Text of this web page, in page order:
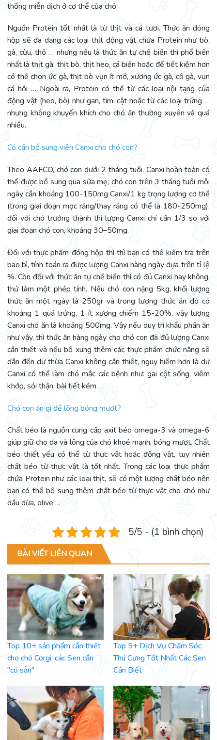
thống miễn dịch ở cơ thể của chó.
Nguồn Protein tốt nhất là từ thịt và cá tươi. Thức ăn đóng
hộp sẽ đa dạng các loại thịt động vật chứa Protein như bò,
gà, cừu, thỏ … nhưng nếu là thức ăn tự chế biến thì phổ biến
nhất là thịt gà, thịt bò, thịt heo, cá biển hoặc để tiết kiệm hơn
có thể chọn ức gà, thịt bò vụn ít mỡ, xương ức gà, cổ gà, vụn
cá hồi … Ngoài ra, Protein có thể từ các loại nội tạng của
động vật (heo, bò) như gan, tim, cật hoặc từ các loại trứng …
nhưng không khuyến khích cho chó ăn thường xuyên và quá
nhiều.
Có cần bổ sung viên Canxi cho chó con?
Theo AAFCO, chó con dưới 2 tháng tuổi, Canxi hoàn toàn có
thể được bổ sung qua sữa mẹ; chó con trên 3 tháng tuổi mỗi
ngày cần khoảng 100-150mg Canxi/1 kg trọng lượng cơ thể
(trong giai đoạn mọc răng/thay răng có thể là 180-250mg);
đối với chó trưởng thành thì lượng Canxi chỉ cần 1/3 so với
giai đoạn chó con, khoảng 30–50mg.
Đối với thực phẩm đóng hộp thì thì bạn có thể kiểm tra trên
bao bì, tính toán ra được lượng Canxi hàng ngày dựa trên tỉ lệ
%. Còn đối với thức ăn tự chế biến thì có đủ Canxi hay không,
thử làm một phép tính. Nếu chó con nặng 5kg, khối lượng
thức ăn một ngày là 250gr và trong lượng thức ăn đó có
khoảng 1 quả trứng, 1 ít xương chiếm 15-20%, vậy lượng
Canxi chó ăn là khoảng 500mg. Vậy nếu duy trì khẩu phần ăn
như vậy, thì thức ăn hàng ngày cho chó con đã đủ lượng Canxi
cần thiết và nếu bổ xung thêm các thực phẩm chức năng sẽ
dẫn đến dư thừa Canxi không cần thiết, nguy hiểm hơn là dư
Canxi có thể làm chó mắc các bệnh như: gai cột sống, viêm
khớp, sỏi thận, bài tiết kém …
Chó con ăn gì để lông bóng mượt?
Chất béo là nguồn cung cấp axit béo omega-3 và omega-6
giúp giữ cho da và lông của chó khoẻ mạnh, bóng mượt. Chất
béo thiết yếu có thể từ thực vật hoặc động vật, tuy nhiên
chất béo từ thực vật là tốt nhất. Trong các loại thực phẩm
chứa Protein như các loại thịt, sẽ có một lượng chất béo nên
bạn có thể bổ sung thêm chất béo từ thực vật cho chó như
dầu dừa, olive …
5/5 - (1 bình chọn)
BÀI VIẾT LIÊN QUAN
Top 10+ sản phẩm cần thiết
cho chó Corgi, các Sen cần
"có sẵn"
Top 5+ Dịch Vụ Chăm Sóc
Thú Cưng Tốt Nhất Các Sen
Cần Biết